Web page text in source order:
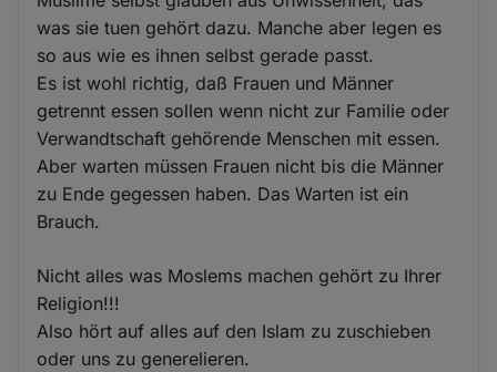
was sie tuen gehört dazu. Manche aber legen es
so aus wie es ihnen selbst gerade passt.
Es ist wohl richtig, daß Frauen und Männer
getrennt essen sollen wenn nicht zur Familie oder
Verwandtschaft gehörende Menschen mit essen.
Aber warten müssen Frauen nicht bis die Männer
zu Ende gegessen haben. Das Warten ist ein
Brauch.
Nicht alles was Moslems machen gehört zu Ihrer
Religion!!!
Also hört auf alles auf den Islam zu zuschieben
oder uns zu generelieren.